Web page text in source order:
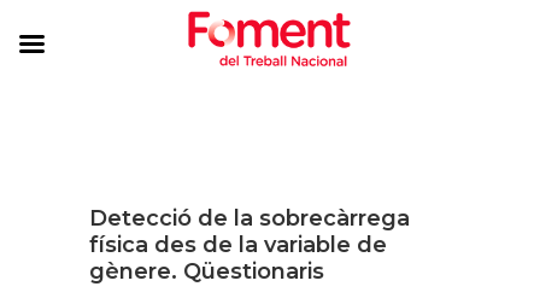
Detecció de la sobrecàrrega
física des de la variable de
gènere. Qüestionaris